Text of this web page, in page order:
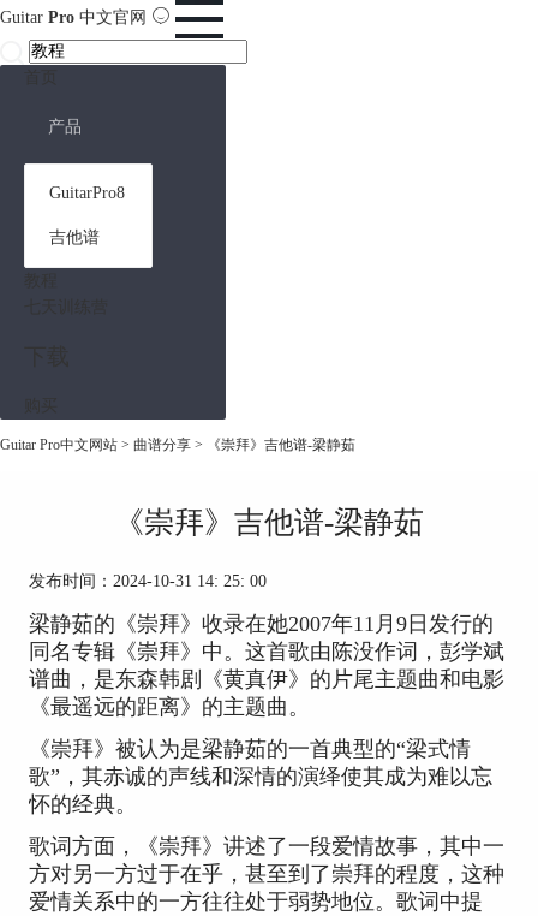
Guitar Pro 中文官网
产品
GuitarPro8
吉他谱
Guitar Pro中文网站 > 曲谱分享 > 《崇拜》吉他谱-梁静茹
《崇拜》吉他谱-梁静茹
发布时间：2024-10-31 14: 25: 00
梁静茹的《崇拜》收录在她2007年11月9日发行的
同名专辑《崇拜》中。这首歌由陈没作词，彭学斌
谱曲，是东森韩剧《黄真伊》的片尾主题曲和电影
《最遥远的距离》的主题曲。
《崇拜》被认为是梁静茹的一首典型的“梁式情
歌”，其赤诚的声线和深情的演绎使其成为难以忘
怀的经典。
歌词方面，《崇拜》讲述了一段爱情故事，其中一
方对另一方过于在乎，甚至到了崇拜的程度，这种
爱情关系中的一方往往处于弱势地位。歌词中提